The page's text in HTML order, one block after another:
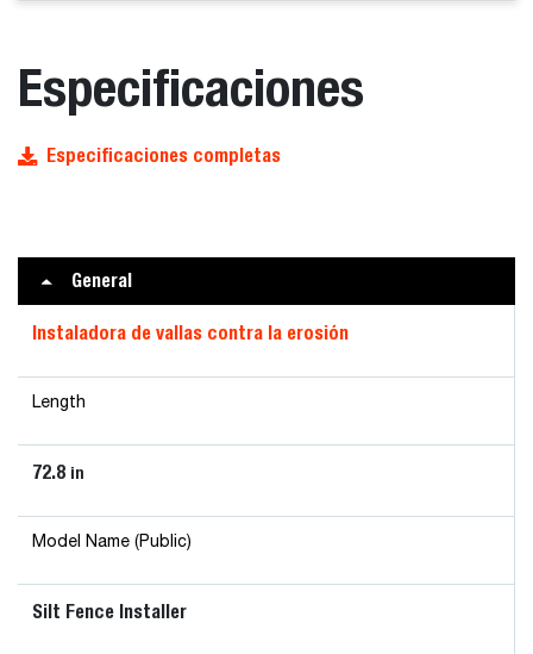
Especificaciones
Especificaciones completas
General
Instaladora de vallas contra la erosión
Length
72.8 in
Model Name (Public)
Silt Fence Installer